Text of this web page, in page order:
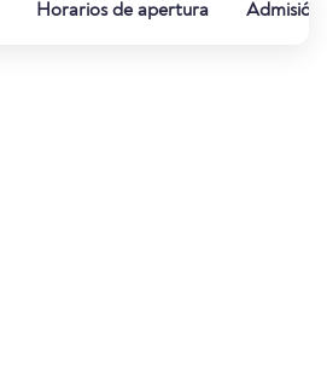
Horarios de apertura Admisión